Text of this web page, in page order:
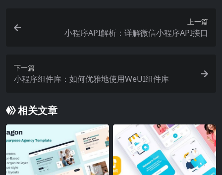
上一篇
小程序API解析：详解微信小程序API接口
下一篇
小程序组件库：如何优雅地使用WeUI组件库
相关文章